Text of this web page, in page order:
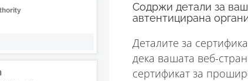
Содржи детали за
автентицирана
Деталите за
дека вашата веб-
сертификат за